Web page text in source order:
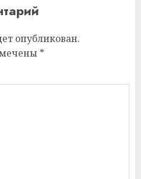
опубликован.
*